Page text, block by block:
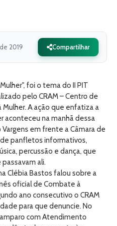
2019 Compartilhar
foi o tema do II PIT
pelo CRAM – Centro de
A ação que enfatiza a
aconteceu na manhã dessa
Vargens em frente a Câmara de
panfletos informativos,
percussão e dança, que
ali.
Clébia Bastos falou sobre a
oficial de Combate à
ano consecutivo o CRAM
para que denuncie. No
com Atendimento